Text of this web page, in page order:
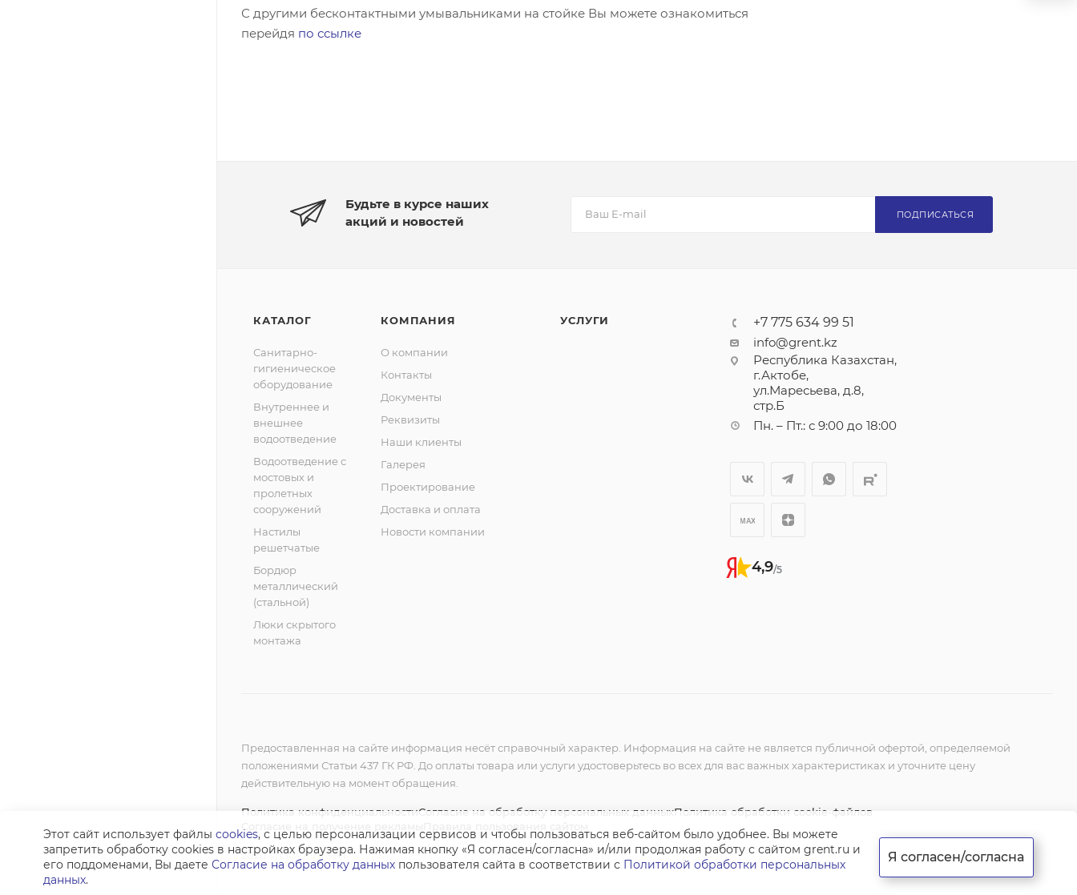
С другими бесконтактными умывальниками на стойке Вы можете ознакомиться
перейдя по ссылке
Будьте в курсе наших
акций и новостей
ПОДПИСАТЬСЯ
КАТАЛОГ
Санитарно-
гигиеническое
оборудование
Внутреннее и
внешнее
водоотведение
Водоотведение с
мостовых и
пролетных
сооружений
Настилы
решетчатые
Бордюр
металлический
(стальной)
Люки скрытого
монтажа
КОМПАНИЯ
О компании
Контакты
Документы
Реквизиты
Наши клиенты
Галерея
Проектирование
Доставка и оплата
Новости компании
УСЛУГИ
+7 775 634 99 51
info@grent.kz
Республика Казахстан,
г.Актобе,
ул.Маресьева, д.8,
стр.Б
Пн. – Пт.: с 9:00 до 18:00
4,9/5
Предоставленная на сайте информация несёт справочный характер. Информация на сайте не является публичной офертой, определяемой
положениями Статьи 437 ГК РФ. До оплаты товара или услуги удостоверьтесь во всех для вас важных характеристиках и уточните цену
действительную на момент обращения.
Политика конфиденциальностиСогласие на обработку персональных данныхПолитика обработки cookie-файлов
Правила пользования сайтом
2026 © ООО "ГРЭНТ"
Этот сайт использует файлы cookies, с целью персонализации сервисов и чтобы пользоваться веб-сайтом было удобнее. Вы можете
запретить обработку сookies в настройках браузера. Нажимая кнопку «Я согласен/согласна» и/или продолжая работу с сайтом grent.ru и
его поддоменами, Вы даете Согласие на обработку данныхпользователя сайта в соответствии с Политикой обработки персональных
данных.
Я согласен/согласна